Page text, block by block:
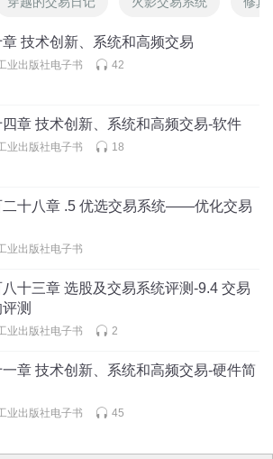
技术创新、系统和高频交易
业出版社电子书 42
章 技术创新、系统和高频交易-软件
业出版社电子书 18
二十八章 .5 优选交易系统——优化交易
业出版社电子书
十三章 选股及交易系统评测-9.4 交易
测
业出版社电子书 2
章 技术创新、系统和高频交易-硬件简
业出版社电子书 45